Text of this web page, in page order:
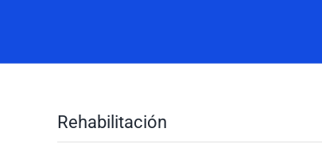
Rehabilitación